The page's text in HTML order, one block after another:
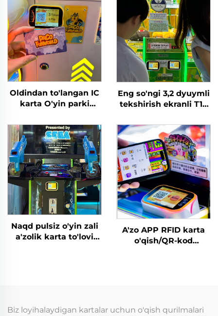
Oldindan to'langan IC
karta O'yin parki
tizimi RFID karta
o'qish qurilmasi tanga
bilan to'lanadigan
o'yinlar uchun
Eng so'ngi 3,2 dyuymli
tekshirish ekranli T10
markazlari uchun WIFI
kartani o'qish
terminali
Naqd pulsiz o'yin zali
a'zolik karta to'lovi
A'zo APP RFID karta
o'qish/QR-kod
Biz loyihalaydigan kartalar uchun o'qish qurilmalari